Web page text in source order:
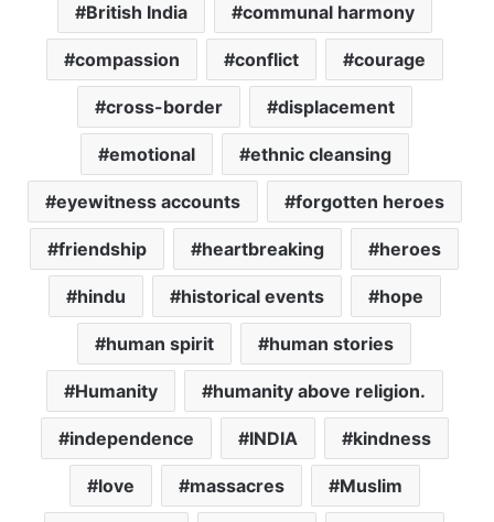
British India communal harmony
compassion conflict courage
cross-border displacement
emotional ethnic cleansing
eyewitness accounts forgotten heroes
friendship heartbreaking heroes
hindu historical events hope
human spirit human stories
Humanity humanity above religion.
independence INDIA kindness
love massacres Muslim